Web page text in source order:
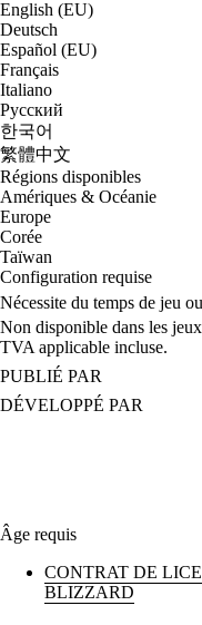
English (EU)
Deutsch
Español (EU)
Français
Italiano
Русский
한국어
繁體中文
Régions disponibles
Amériques & Océanie
Europe
Corée
Taïwan
Configuration requise
Nécessite du temps de jeu
Non disponible dans les
TVA applicable incluse.
PUBLIÉ PAR
DÉVELOPPÉ PAR
Âge requis
CONTRAT DE
BLIZZARD